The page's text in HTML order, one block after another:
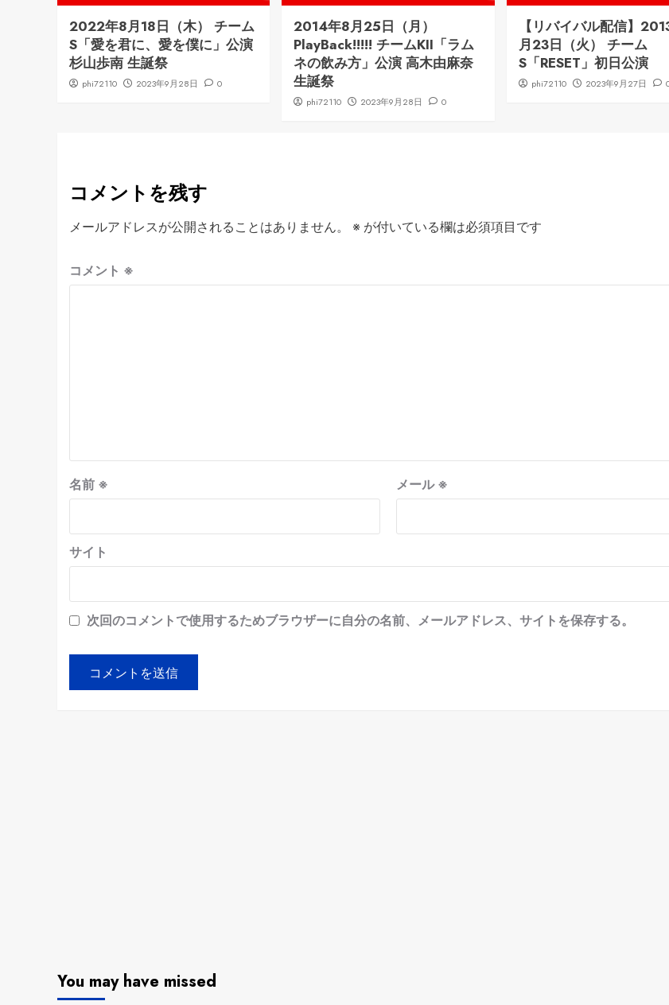
2022年8月18日（木） チーム
S「愛を君に、愛を僕に」公演
杉山歩南 生誕祭
phi72110 2023年9月28日 0
2014年8月25日（月）
PlayBack!!!!! チームKII「ラム
ネの飲み方」公演 高木由麻奈
生誕祭
phi72110 2023年9月28日 0
【リバイバル配信】
月23日（火） チーム
S「RESET」初日公演
phi72110 2023年9月27日
コメントを残す
メールアドレスが公開されることはありません。 ※ が付いている欄は必須項目です
コメント ※
名前 ※ メール※
サイト
次回のコメントで使用するためブラウザーに自分の名前、メールアドレス、サイトを保存する。
You may have missed